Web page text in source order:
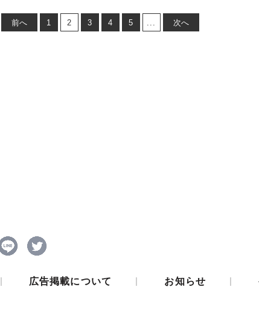
前へ 1 2 3 4 5 次へ
| 広告掲載について | お知らせ |